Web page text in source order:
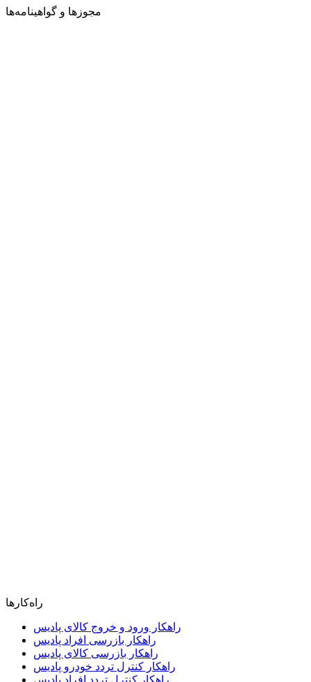
مجوزها و گواهینامه‌ها
راه‌کارها
راهکار ورود و خروج کالای پادیس
راهکار بازرسی افراد پادیس
راهکار بازرسی کالای پادیس
راهکار کنترل تردد خودرو پادیس
راهکار کنترل تردد افراد پادیس